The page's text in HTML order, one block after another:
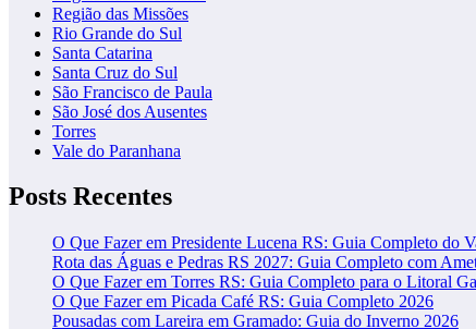
Região das Missões
Rio Grande do Sul
Santa Catarina
Santa Cruz do Sul
São Francisco de Paula
São José dos Ausentes
Torres
Vale do Paranhana
Posts Recentes
O Que Fazer em Presidente Lucena RS: Guia Completo do
Rota das Águas e Pedras RS 2027: Guia Completo com
O Que Fazer em Torres RS: Guia Completo para o Litoral
O Que Fazer em Picada Café RS: Guia Completo 2026
Pousadas com Lareira em Gramado: Guia do Inverno 2026